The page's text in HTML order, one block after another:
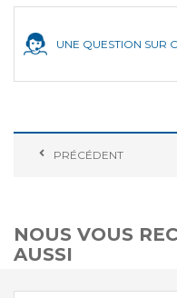
UNE QUESTION SUR
PRÉCÉDENT
NOUS VOUS
AUSSI